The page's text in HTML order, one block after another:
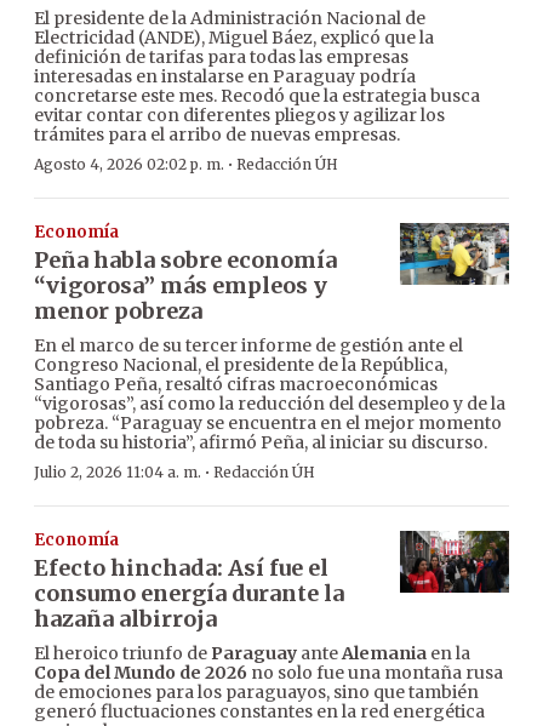
El presidente de la Administración Nacional de
Electricidad (ANDE), Miguel Báez, explicó que la
definición de tarifas para todas las empresas
interesadas en instalarse en Paraguay podría
concretarse este mes. Recodó que la estrategia busca
evitar contar con diferentes pliegos y agilizar los
trámites para el arribo de nuevas empresas.
Agosto 4, 2026 02:02 p. m. · Redacción ÚH
Economía
Peña habla sobre economía
“vigorosa” más empleos y
menor pobreza
En el marco de su tercer informe de gestión ante el
Congreso Nacional, el presidente de la República,
Santiago Peña, resaltó cifras macroeconómicas
“vigorosas”, así como la reducción del desempleo y de la
pobreza. “Paraguay se encuentra en el mejor momento
de toda su historia”, afirmó Peña, al iniciar su discurso.
Julio 2, 2026 11:04 a. m. · Redacción ÚH
Economía
Efecto hinchada: Así fue el
consumo energía durante la
hazaña albirroja
El heroico triunfo de Paraguay anteAlemania en la
Copa del Mundo de 2026 no solo fue una montaña rusa
de emociones para los paraguayos, sino que también
generó fluctuaciones constantes en la red energética